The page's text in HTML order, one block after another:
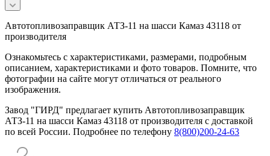
Автотопливозаправщик АТЗ-11 на шасси Камаз 43118 от
производителя
Ознакомьтесь с характеристиками, размерами, подробным
описанием, характеристиками и фото товаров. Помните, что
фотографии на сайте могут отличаться от реального
изображения.
Завод "ГИРД" предлагает купить Автотопливозаправщик
АТЗ-11 на шасси Камаз 43118 от производителя с доставкой
по всей России. Подробнее по телефону 8(800)200-24-63